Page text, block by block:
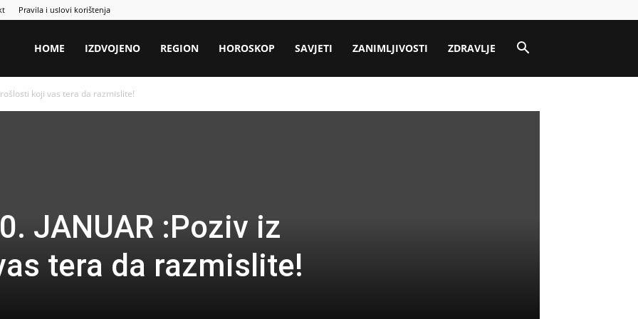
Pravila i uslovi korištenja
HOME IZDVOJENO REGION HOROSKOP SAVJETI ZANIMLJIVOSTI ZDRAVLJE
koji vas tera da razmislite!
JANUAR :Poziv iz
tera da razmislite!